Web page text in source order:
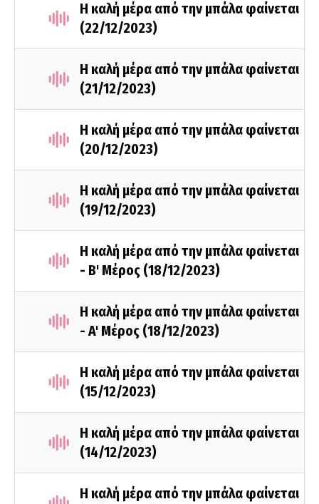
Η καλή μέρα από την μπάλα φαίνεται
(22/12/2023)
Η καλή μέρα από την μπάλα φαίνεται
(21/12/2023)
Η καλή μέρα από την μπάλα φαίνεται
(20/12/2023)
Η καλή μέρα από την μπάλα φαίνεται
(19/12/2023)
Η καλή μέρα από την μπάλα φαίνεται
- Β' Μέρος (18/12/2023)
Η καλή μέρα από την μπάλα φαίνεται
- A' Mέρος (18/12/2023)
Η καλή μέρα από την μπάλα φαίνεται
(15/12/2023)
Η καλή μέρα από την μπάλα φαίνεται
(14/12/2023)
Η καλή μέρα από την μπάλα φαίνεται